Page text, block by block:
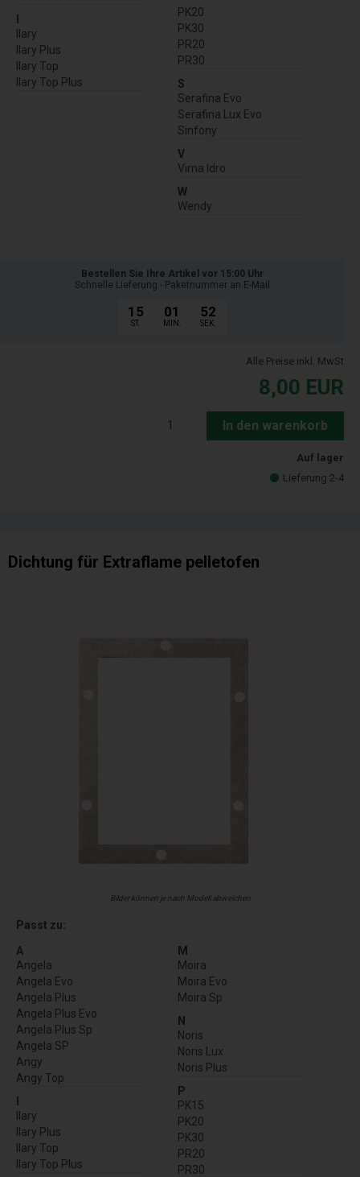
Ilary
Ilary Plus
Ilary Top
Ilary Top Plus
PK20
PK30
PR20
PR30
S
Serafina Evo
Serafina Lux Evo
Sinfony
V
Virna Idro
W
Wendy
Bestellen Sie Ihre Artikel vor 15:00 Uhr
Schnelle Lieferung - Paketnummer an E-Mail
15
ST.
01
MIN.
51
SEK.
Alle Preise inkl. MwSt
8,00 EUR
In den warenkorb
Auf lager
Lieferung 2-4
Dichtung für Extraflame pelletofen
Bilder können je nach Modell abweichen
Passt zu:
A
Angela
Angela Evo
Angela Plus
Angela Plus Evo
Angela Plus Sp
Angela SP
Angy
Angy Top
Ilary
Ilary Plus
Ilary Top
Ilary Top Plus
M
Moira
Moira Evo
Moira Sp
N
Noris
Noris Lux
Noris Plus
P
PK15
PK20
PK30
PR20
PR30